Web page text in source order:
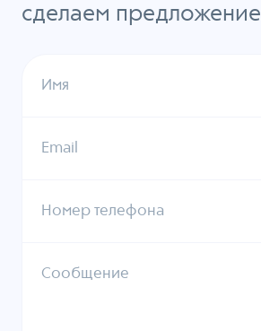
сделаем предложение
Имя
Email
Номер телефона
Сообщение